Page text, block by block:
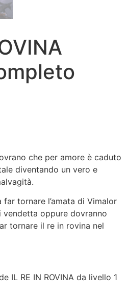
che per amore è caduto
diventando un vero e
tornare l’amata di Vimalor
vendetta oppure dovranno
tornare il re in rovina nel
IL RE IN ROVINA da livello 1